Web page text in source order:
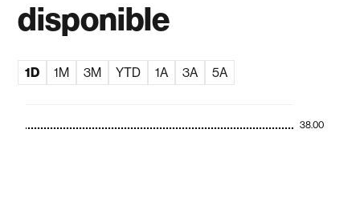
disponible
1D 1M 3M YTD 1A 3A 5A
38.00